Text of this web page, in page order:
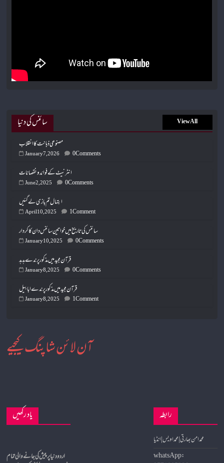
سائنس کی دنیا View All
مصنوعی ذہانت کا انقلاب
January 7, 2026 0 Comments
انٹرنیٹ کے فوائد و نقصانات
June 2, 2025 0 Comments
ابتہال تم بازی لے گئیں
April 10, 2025 1 Comment
سائنس کی تاریخ میں خواتین سائنس دان کا کردار
January 10, 2025 0 Comments
قرآن مجید میں مذکور پرندے ہدہد
January 8, 2025 0 Comments
قرآن مجید میں مذکور پرندے ابابیل
January 8, 2025 1 Comment
آن لائن شاپنگ کیجیے
یاد رکھیں
اردو دنیا پر پیش کی جانے والی تمام
رابطہ
محمد امن بھارتی | محمد اویس | انڈیا
whatsApp: